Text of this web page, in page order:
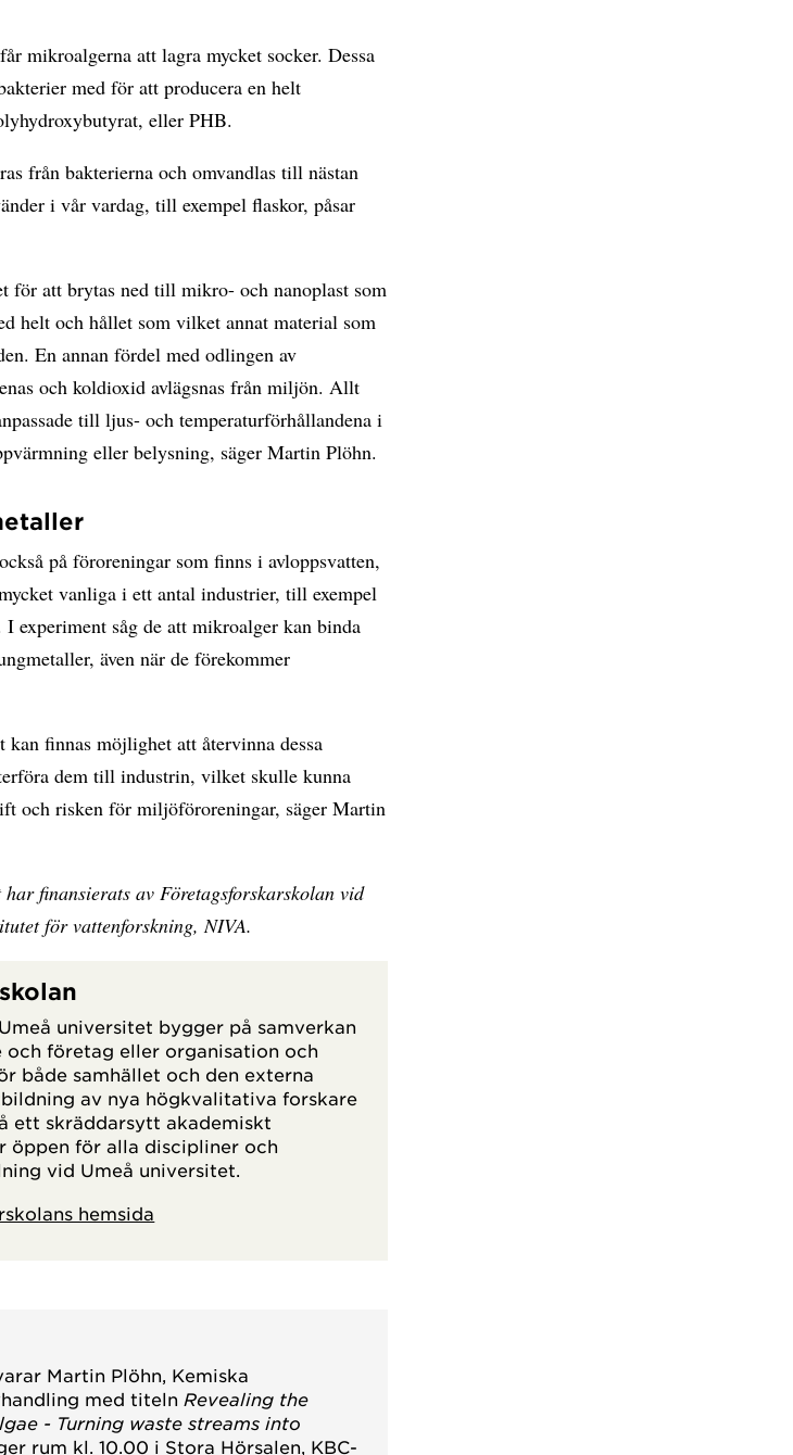
mikroalgerna att lagra mycket socker. Dessa
med för att producera en helt
eller PHB.
från bakterierna och omvandlas till nästan
i vår vardag, till exempel flaskor, påsar
för att brytas ned till mikro- och nanoplast som
helt och hållet som vilket annat material som
En annan fördel med odlingen av
och koldioxid avlägsnas från miljön. Allt
till ljus- och temperaturförhållandena i
eller belysning, säger Martin Plöhn.
på föroreningar som finns i avloppsvatten,
vanliga i ett antal industrier, till exempel
experiment såg de att mikroalger kan binda
även när de förekommer
kan finnas möjlighet att återvinna dessa
dem till industrin, vilket skulle kunna
och risken för miljöföroreningar, säger Martin
finansierats av Företagsforskarskolan vid
för vattenforskning, NIVA.
universitet bygger på samverkan
och företag eller organisation och
både samhället och den externa
av nya högkvalitativa forskare
ett skräddarsytt akademiskt
öppen för alla discipliner och
vid Umeå universitet.
hemsida
Martin Plöhn, Kemiska
med titeln Revealing the
- Turning waste streams into
rum kl. 10.00 i Stora Hörsalen, KBC-